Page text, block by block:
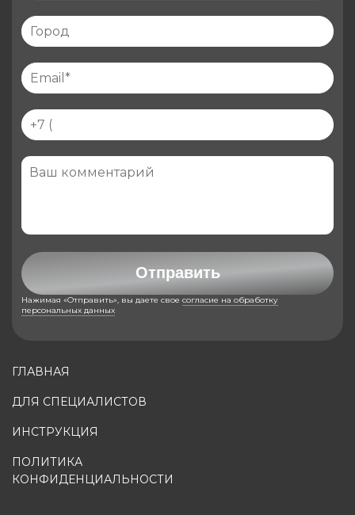
ГЛАВНАЯ
ДЛЯ СПЕЦИАЛИСТОВ
ИНСТРУКЦИЯ
ПОЛИТИКА
КОНФИДЕНЦИАЛЬНОСТИ
Отправить
Нажимая «Отправить», вы даете свое согласие на обработку
персональных данных